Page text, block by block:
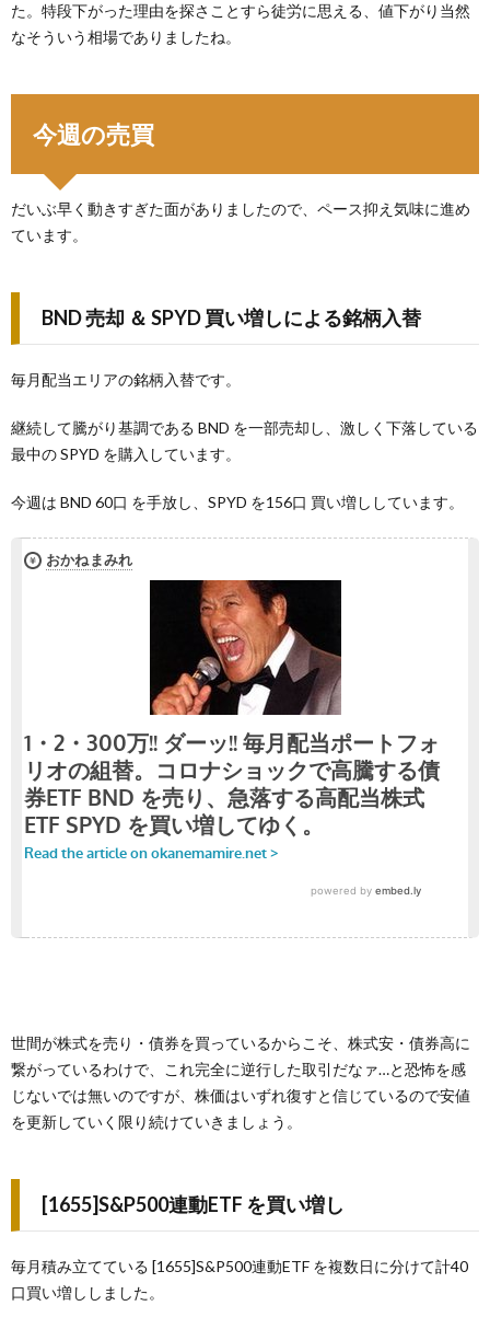
た。特段下がった理由を探さことすら徒労に思える、値下がり当然
なそういう相場でありましたね。
今週の売買
だいぶ早く動きすぎた面がありましたので、ペース抑え気味に進め
ています。
BND 売却 ＆ SPYD 買い増しによる銘柄入替
毎月配当エリアの銘柄入替です。
継続して騰がり基調である BND を一部売却し、激しく下落している
最中の SPYD を購入しています。
今週は BND 60口 を手放し、SPYD を156口 買い増ししています。
世間が株式を売り・債券を買っているからこそ、株式安・債券高に
繋がっているわけで、これ完全に逆行した取引だなァ…と恐怖を感
じないでは無いのですが、株価はいずれ復すと信じているので安値
を更新していく限り続けていきましょう。
[1655]S&P500連動ETF を買い増し
毎月積み立てている [1655]S&P500連動ETF を複数日に分けて計40
口買い増ししました。